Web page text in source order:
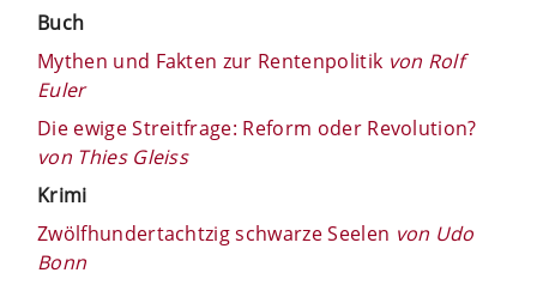
Buch
Mythen und Fakten zur Rentenpolitik von Rolf
Euler
Die ewige Streitfrage: Reform oder Revolution?
von Thies Gleiss
Krimi
Zwölfhundertachtzig schwarze Seelen von Udo
Bonn